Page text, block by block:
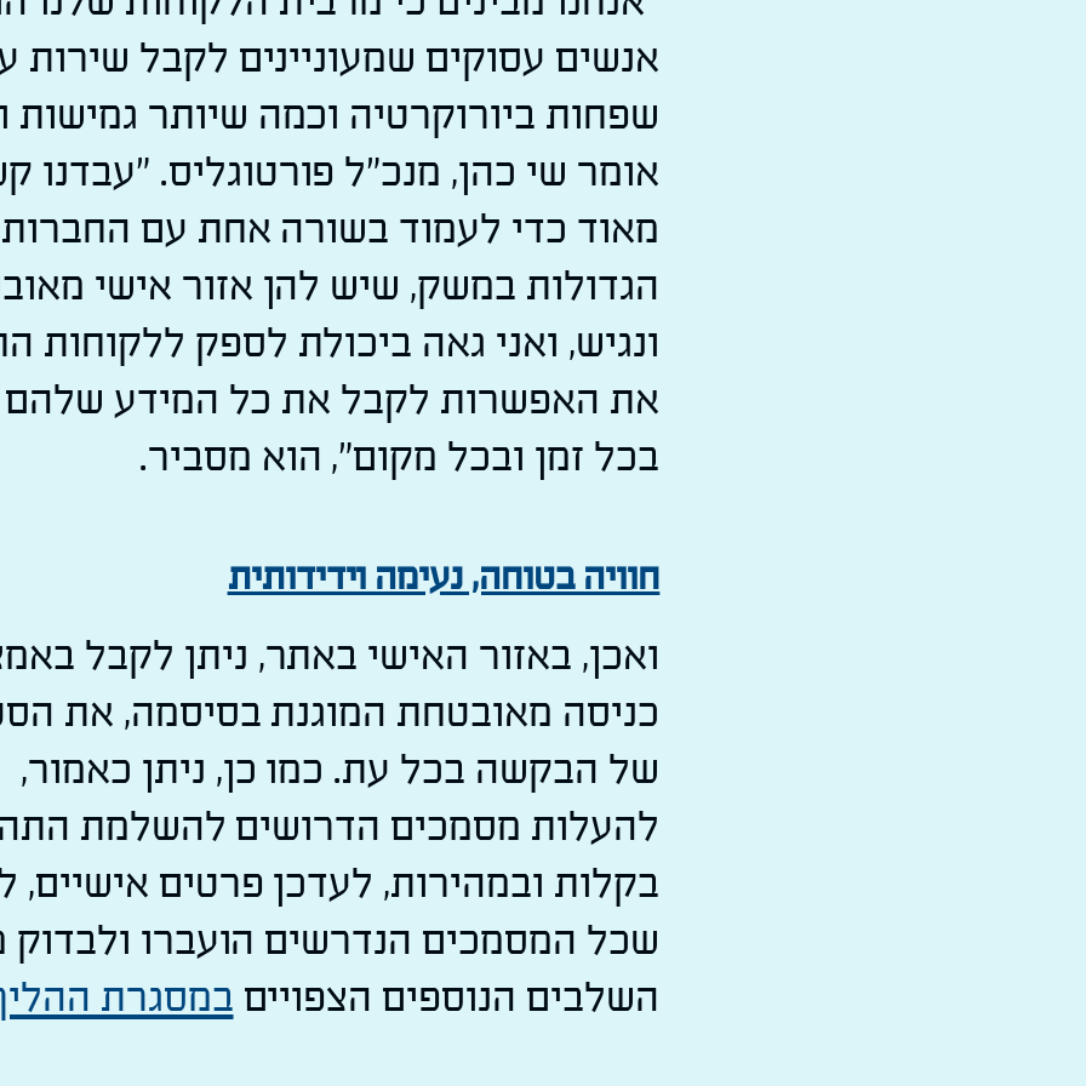
אנשים עסוקים שמעוניינים לקבל שירות
שפחות ביורוקרטיה וכמה שיותר גמישות
אומר שי כהן, מנכ"ל פורטוגליס. "עבדנו
מאוד כדי לעמוד בשורה אחת עם החברות
הגדולות במשק, שיש להן אזור אישי
ונגיש, ואני גאה ביכולת לספק ללקוחות
את האפשרות לקבל את כל המידע
בכל זמן ובכל מקום", הוא מסביר.
חוויה בטוחה, נעימה וידידותית
ואכן, באזור האישי באתר, ניתן לקבל
כניסה מאובטחת המוגנת בסיסמה, את
של הבקשה בכל עת. כמו כן, ניתן כאמור,
להעלות מסמכים הדרושים להשלמת
בקלות ובמהירות, לעדכן פרטים אישיים,
שכל המסמכים הנדרשים הועברו
השלבים הנוספים הצפויים במסגרת